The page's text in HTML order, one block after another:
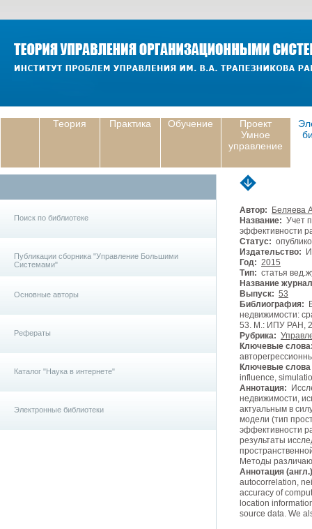
Теория Практика Обучение
Проект
Умное
управление
Поиск по библиотеке
Публикации сборника "Управление Большими
Системами"
Основные авторы
Рефераты
Каталог "Наука в интернете"
Электронные библиотеки
Автор:
Беляева
Название: Учет
эффективности
Статус:
Издательство:
Год: 2015
Тип: статья
Название
Выпуск: 53
Библиография:
недвижимости:
53. М.: ИПУ РАН,
Рубрика:
Ключевые
Ключевые слова
influence,
Аннотация:
недвижимости,
актуальным в
модели (тип
эффективности
результаты
Методы
Аннотация
autocorrelation,
accuracy of
location
source data. We